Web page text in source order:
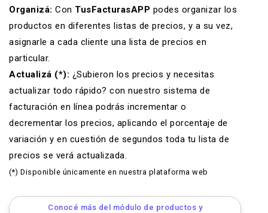
Organizá: Con TusFacturasAPP podes organizar los
productos en diferentes listas de precios, y a su vez,
asignarle a cada cliente una lista de precios en
particular.
Actualizá (*): ¿Subieron los precios y necesitas
actualizar todo rápido? con nuestro sistema de
facturación en línea podrás incrementar o
decrementar los precios, aplicando el porcentaje de
variación y en cuestión de segundos toda tu lista de
precios se verá actualizada.
(*) Disponible únicamente en nuestra plataforma web
Conocé más del módulo de productos y